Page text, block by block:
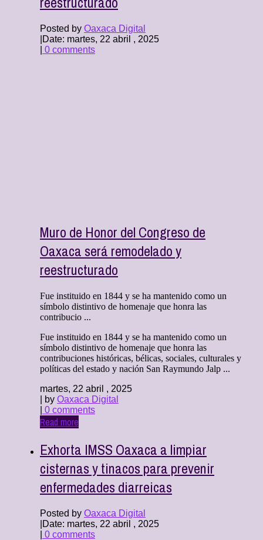
Posted by Oaxaca Digital
Date: martes, 22 abril , 2025
0 comments
Muro de Honor del Congreso de
Oaxaca será remodelado y
reestructurado
Fue instituido en 1844 y se ha mantenido como un
símbolo distintivo de homenaje que honra las
contribucio ...
Fue instituido en 1844 y se ha mantenido como un
símbolo distintivo de homenaje que honra las
contribuciones históricas, bélicas, sociales, culturales y
políticas del estado y nación San Raymundo Jalp ...
martes, 22 abril , 2025
| by Oaxaca Digital
0 comments
Read more
Exhorta IMSS Oaxaca a limpiar
cisternas y tinacos para prevenir
enfermedades diarreicas
Posted by Oaxaca Digital
Date: martes, 22 abril , 2025
0 comments